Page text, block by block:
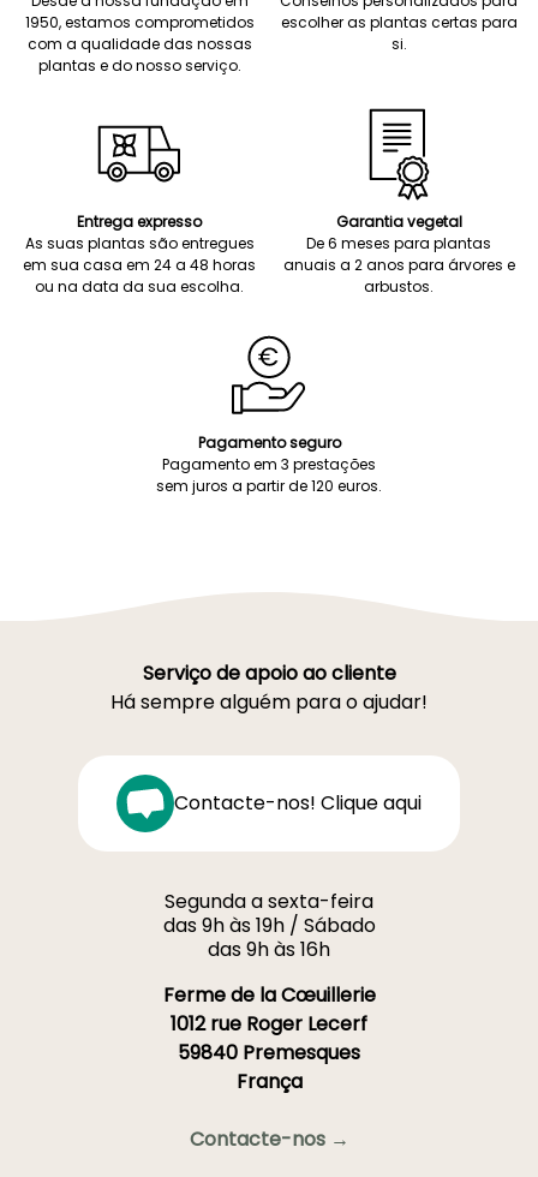
1950, estamos comprometidos
com a qualidade das nossas
plantas e do nosso serviço.
escolher as plantas certas para
si.
Entrega expresso
As suas plantas são entregues
em sua casa em 24 a 48 horas
ou na data da sua escolha.
Garantia vegetal
De 6 meses para plantas
anuais a 2 anos para árvores e
arbustos.
Pagamento seguro
Pagamento em 3 prestações
sem juros a partir de 120 euros.
Serviço de apoio ao cliente
Há sempre alguém para o ajudar!
Contacte-nos! Clique aqui
Segunda a sexta-feira
das 9h às 19h / Sábado
das 9h às 16h
Ferme de la Cœuillerie
1012 rue Roger Lecerf
59840 Premesques
França
Contacte-nos →